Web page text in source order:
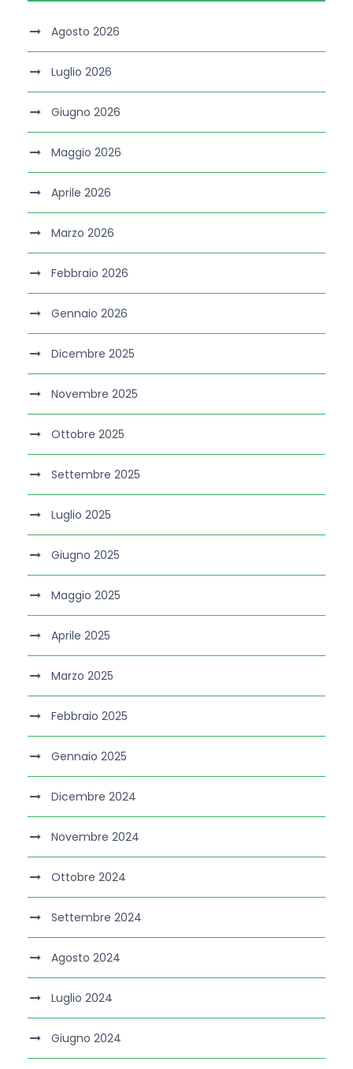
Agosto 2026
Luglio 2026
Giugno 2026
Maggio 2026
Aprile 2026
Marzo 2026
Febbraio 2026
Gennaio 2026
Dicembre 2025
Novembre 2025
Ottobre 2025
Settembre 2025
Luglio 2025
Giugno 2025
Maggio 2025
Aprile 2025
Marzo 2025
Febbraio 2025
Gennaio 2025
Dicembre 2024
Novembre 2024
Ottobre 2024
Settembre 2024
Agosto 2024
Luglio 2024
Giugno 2024